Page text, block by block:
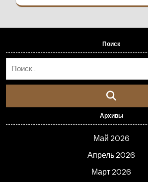
Поиск
Архивы
Май 2026
Апрель 2026
Март 2026